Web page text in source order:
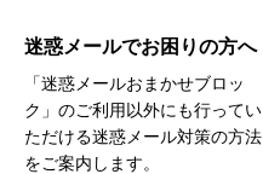
迷惑メールでお困りの方へ
「迷惑メールおまかせブロッ
ク」のご利用以外にも行ってい
ただける迷惑メール対策の方法
をご案内します。